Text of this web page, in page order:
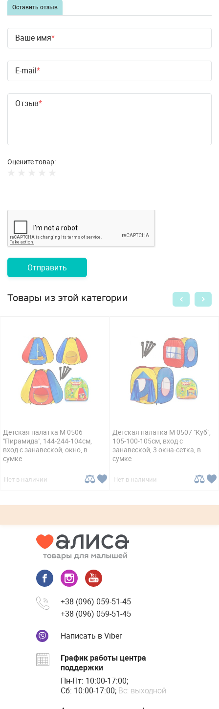
Оставить отзыв
Ваше имя
E-mail
Отзыв
Оцените товар:
Отправить
Товары из этой категории
Детская палатка M 0506
"Пирамида", 144-244-104см,
вход с занавеской, окно, в
сумке
Нет в наличии
Детская палатка M 0507 "Куб",
105-100-105см, вход с
занавеской, 3 окна-сетка, в
сумке
Нет в наличии
+38 (096) 059-51-45
+38 (096) 059-51-45
Написать в Viber
График работы центра
поддержки
Пн-Пт: 10:00-17:00;
Сб: 10:00-17:00; Вс: выходной